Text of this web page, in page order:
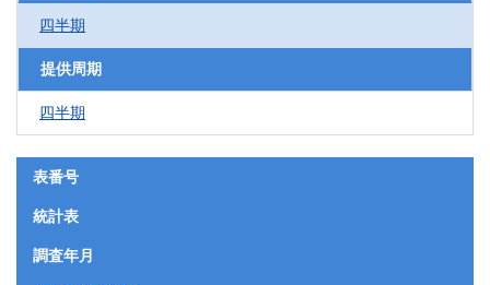
四半期
提供周期
四半期
表番号
統計表
調査年月